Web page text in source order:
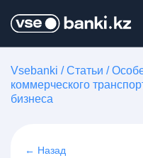
Vsebanki /Статьи /
коммерческого
бизнеса
← Назад